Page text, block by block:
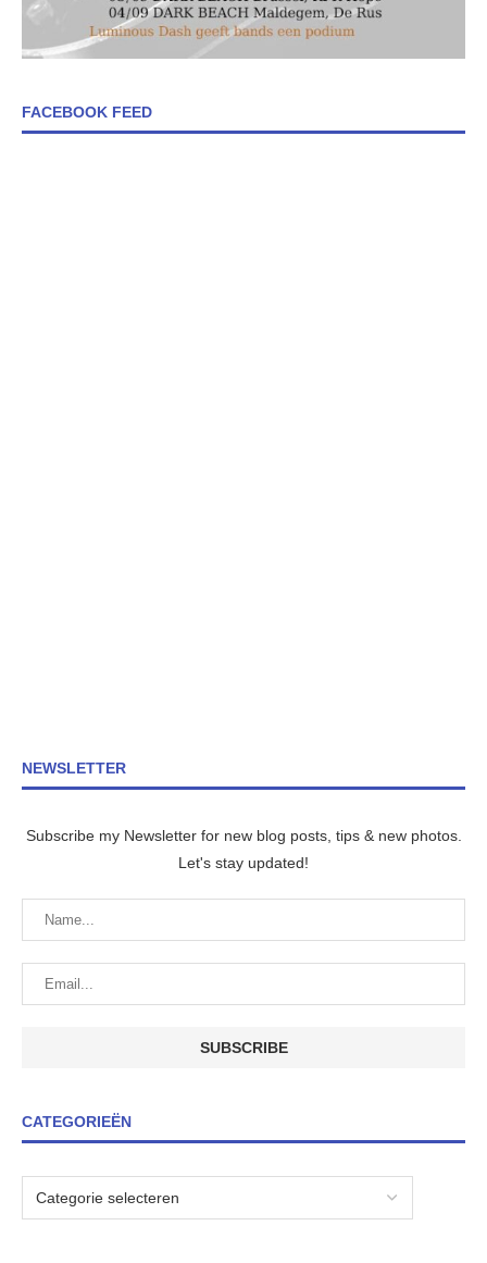
FACEBOOK FEED
NEWSLETTER
Subscribe my Newsletter for new blog posts, tips & new photos.
Let's stay updated!
CATEGORIEËN